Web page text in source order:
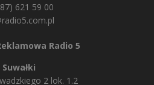
621 59 00
Radio 5
Suwałki
2 lok. 1.2